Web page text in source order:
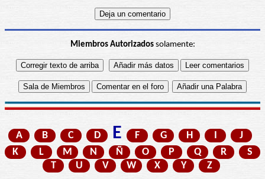
Miembros Autorizadossolamente:
A B C D E F G H
J
K
L M N Ñ O P Q R
S
T
U V W X Y Z